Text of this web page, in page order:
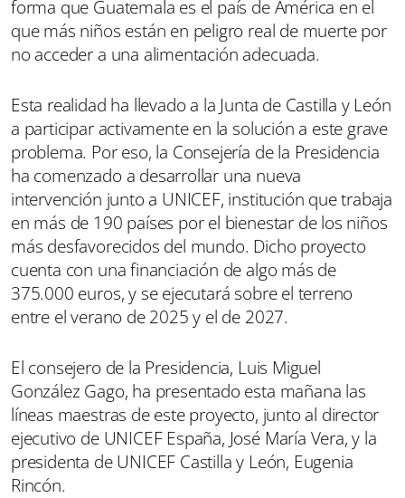
forma que Guatemala es el país de América en el
que más niños están en peligro real de muerte por
no acceder a una alimentación adecuada.
Esta realidad ha llevado a la Junta de Castilla y León
a participar activamente en la solución a este grave
problema. Por eso, la Consejería de la Presidencia
ha comenzado a desarrollar una nueva
intervención junto a UNICEF, institución que trabaja
en más de 190 países por el bienestar de los niños
más desfavorecidos del mundo. Dicho proyecto
cuenta con una financiación de algo más de
375.000 euros, y se ejecutará sobre el terreno
entre el verano de 2025 y el de 2027.
El consejero de la Presidencia, Luis Miguel
González Gago, ha presentado esta mañana las
líneas maestras de este proyecto, junto al director
ejecutivo de UNICEF España, José María Vera, y la
presidenta de UNICEF Castilla y León, Eugenia
Rincón.